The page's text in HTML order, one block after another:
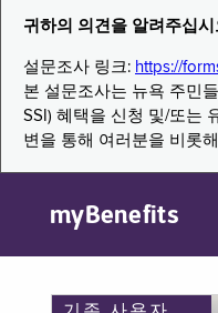
귀하의 의견을 알려주십
설문조사 링크: https://
본 설문조사는 뉴욕 주민
SSI) 혜택을 신청 및/또는
변을 통해 여러분을 비롯
myBenefits